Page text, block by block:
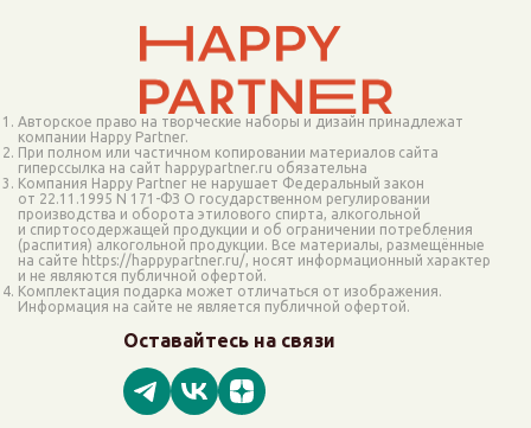
Авторское право на творческие наборы и дизайн принадлежат
компании Happy Partner.
При полном или частичном копировании материалов сайта
гиперссылка на сайт happypartner.ru обязательна
Компания Happy Partner не нарушает Федеральный закон
от 22.11.1995 N 171-ФЗ О государственном регулировании
производства и оборота этилового спирта, алкогольной
и спиртосодержащей продукции и об ограничении потребления
(распития) алкогольной продукции. Все материалы, размещённые
на сайте https://happypartner.ru/, носят информационный характер
и не являются публичной офертой.
Комплектация подарка может отличаться от изображения.
Информация на сайте не является публичной офертой.
Оставайтесь на связи